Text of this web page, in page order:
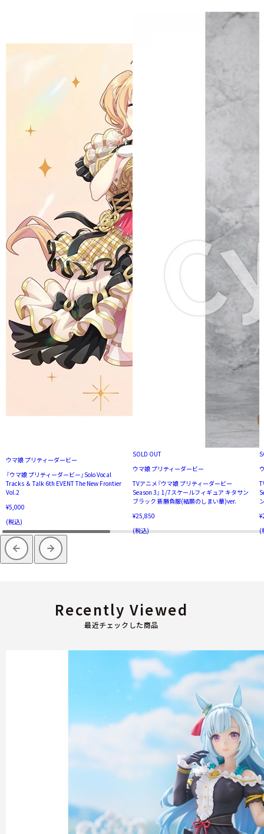
ウマ娘 プリティーダービー
『ウマ娘 プリティーダービー』Solo Vocal
Tracks ＆ Talk 6th EVENT The New Frontier
Vol.2
¥5,000
(税込)
SOLD OUT
ウマ娘 プリティーダービー
TVアニメ『ウマ娘 プリティーダービー
Season 3』 1/7スケールフィギュア キタサン
ブラック 新勝負服(結願のしまい華)ver.
¥25,850
(税込)
(
最近チェックした商品
Recently Viewed